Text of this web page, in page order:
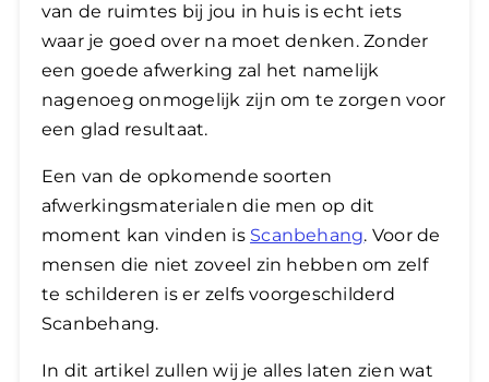
van de ruimtes bij jou in huis is echt iets
waar je goed over na moet denken. Zonder
een goede afwerking zal het namelijk
nagenoeg onmogelijk zijn om te zorgen voor
een glad resultaat.
​Een van de opkomende soorten
afwerkingsmaterialen die men op dit
moment kan vinden is Scanbehang. Voor de
mensen die niet zoveel zin hebben om zelf
te schilderen is er zelfs voorgeschilderd
Scanbehang.
In dit artikel zullen wij je alles laten zien wat